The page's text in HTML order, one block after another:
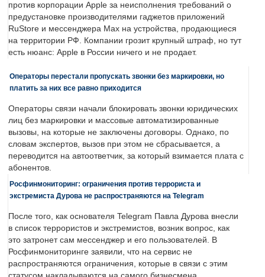
против корпорации Apple за неисполнения требований о
предустановке производителями гаджетов приложений
RuStore и мессенджера Max на устройства, продающиеся
на территории РФ. Компании грозит крупный штраф, но тут
есть нюанс: Apple в России ничего и не продает.
Операторы перестали пропускать звонки без маркировки, но
платить за них все равно приходится
Операторы связи начали блокировать звонки юридических
лиц без маркировки и массовые автоматизированные
вызовы, на которые не заключены договоры. Однако, по
словам экспертов, вызов при этом не сбрасывается, а
переводится на автоответчик, за который взимается плата с
абонентов.
Росфинмониторинг: ограничения против террориста и
экстремиста Дурова не распространяются на Telegram
После того, как основателя Telegram Павла Дурова внесли
в список террористов и экстремистов, возник вопрос, как
это затронет сам мессенджер и его пользователей. В
Росфинмониторинге заявили, что на сервис не
распространяются ограничения, которые в связи с этим